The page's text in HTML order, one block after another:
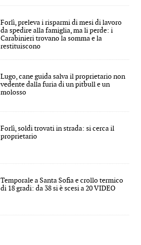
Forlì, preleva i risparmi di mesi di lavoro
da spedire alla famiglia, ma li perde: i
Carabinieri trovano la somma e la
restituiscono
Lugo, cane guida salva il proprietario non
vedente dalla furia di un pitbull e un
molosso
Forlì, soldi trovati in strada: si cerca il
proprietario
Temporale a Santa Sofia e crollo termico
di 18 gradi: da 38 si è scesi a 20 VIDEO